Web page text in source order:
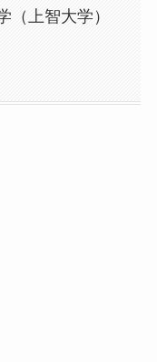
（上智大学）